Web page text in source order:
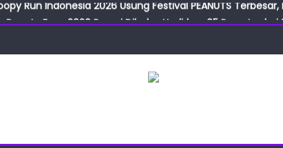
Expo 2026 Resmi Dibuka, Hadirkan 65 Peserta
Gakeslab Expo 2026 Resmi Digelar,
Cabang Mega Kuningan Gulirkan Program Jumat Berkah,
Run Indonesia 2026 Usung Festival PEANUTS